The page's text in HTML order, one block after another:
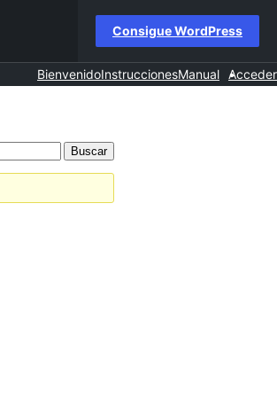
Consigue WordPress
BienvenidoInstruccionesManual Acceder